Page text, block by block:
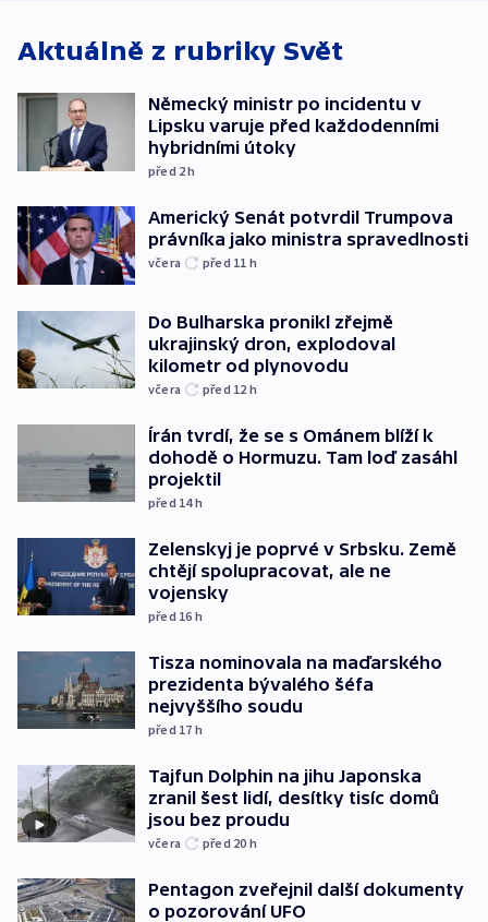
Aktuálně z rubriky Svět
Německý ministr po incidentu v
Lipsku varuje před každodenními
hybridními útoky
před 2h
Americký Senát potvrdil Trumpova
právníka jako ministra spravedlnosti
včera před 11 h
Do Bulharska pronikl zřejmě
ukrajinský dron, explodoval
kilometr od plynovodu
včera před 12 h
Írán tvrdí, že se s Ománem blíží k
dohodě o Hormuzu. Tam loď zasáhl
projektil
před 14h
Zelenskyj je poprvé v Srbsku. Země
chtějí spolupracovat, ale ne
vojensky
před 16 h
Tisza nominovala na maďarského
prezidenta bývalého šéfa
nejvyššího soudu
před 17 h
Tajfun Dolphin na jihu Japonska
zranil šest lidí, desítky tisíc domů
jsou bez proudu
včera před 20 h
Pentagon zveřejnil další dokumenty
o pozorování UFO